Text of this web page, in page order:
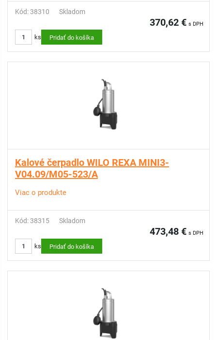
Kód: 38310 Skladom
370,62 € s DPH
ks Pridať do košíka
Kalové čerpadlo WILO REXA MINI3-
V04.09/M05-523/A
Viac o produkte
Kód: 38315 Skladom
473,48 € s DPH
ks Pridať do košíka